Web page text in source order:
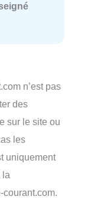
n’est pas
des
sur le site ou
les
uniquement
la